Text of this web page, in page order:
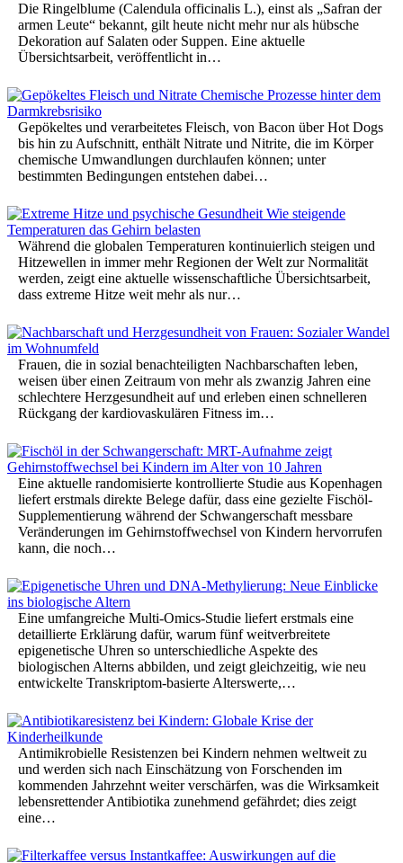
Die Ringelblume (Calendula officinalis L.), einst als „Safran der
armen Leute“ bekannt, gilt heute nicht mehr nur als hübsche
Dekoration auf Salaten oder Suppen. Eine aktuelle
Übersichtsarbeit, veröffentlicht in…
Gepökeltes und verarbeitetes Fleisch, von Bacon über Hot Dogs
bis hin zu Aufschnitt, enthält Nitrate und Nitrite, die im Körper
chemische Umwandlungen durchlaufen können; unter
bestimmten Bedingungen entstehen dabei…
Während die globalen Temperaturen kontinuierlich steigen und
Hitzewellen in immer mehr Regionen der Welt zur Normalität
werden, zeigt eine aktuelle wissenschaftliche Übersichtsarbeit,
dass extreme Hitze weit mehr als nur…
Frauen, die in sozial benachteiligten Nachbarschaften leben,
weisen über einen Zeitraum von mehr als zwanzig Jahren eine
schlechtere Herzgesundheit auf und erleben einen schnelleren
Rückgang der kardiovaskulären Fitness im…
Eine aktuelle randomisierte kontrollierte Studie aus Kopenhagen
liefert erstmals direkte Belege dafür, dass eine gezielte Fischöl-
Supplementierung während der Schwangerschaft messbare
Veränderungen im Gehirnstoffwechsel von Kindern hervorrufen
kann, die noch…
Eine umfangreiche Multi-Omics-Studie liefert erstmals eine
detaillierte Erklärung dafür, warum fünf weitverbreitete
epigenetische Uhren so unterschiedliche Aspekte des
biologischen Alterns abbilden, und zeigt gleichzeitig, wie neu
entwickelte Transkriptom-basierte Alterswerte,…
Antimikrobielle Resistenzen bei Kindern nehmen weltweit zu
und werden sich nach Einschätzung von Forschenden im
kommenden Jahrzehnt weiter verschärfen, was die Wirksamkeit
lebensrettender Antibiotika zunehmend gefährdet; dies zeigt
eine…